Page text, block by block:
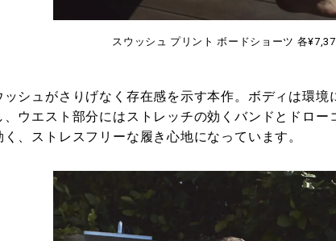
スウッシュ プリント ボードショーツ 各
ッシュがさりげなく存在感を示す本作。ボディは環境
、ウエスト部分にはストレッチの効くバンドとドロー
、ストレスフリーな履き心地になっています。